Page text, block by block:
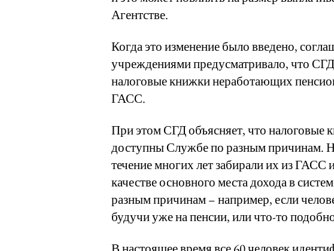
Агентстве.
Когда это изменение было введено,
учреждениями предусматривало, что СГД
налоговые книжки неработающих
ГАСС.
При этом СГД объясняет, что налоговые
доступны Службе по разным причинам.
течение многих лет забирали их из ГАСС
качестве основного места дохода в
разным причинам – например, если
будучи уже на пенсии, или что-то